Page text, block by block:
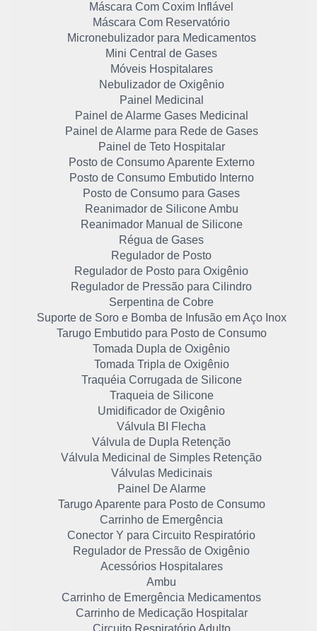
Máscara Com Coxim Inflável
Máscara Com Reservatório
Micronebulizador para Medicamentos
Mini Central de Gases
Móveis Hospitalares
Nebulizador de Oxigênio
Painel Medicinal
Painel de Alarme Gases Medicinal
Painel de Alarme para Rede de Gases
Painel de Teto Hospitalar
Posto de Consumo Aparente Externo
Posto de Consumo Embutido Interno
Posto de Consumo para Gases
Reanimador de Silicone Ambu
Reanimador Manual de Silicone
Régua de Gases
Regulador de Posto
Regulador de Posto para Oxigênio
Regulador de Pressão para Cilindro
Serpentina de Cobre
Suporte de Soro e Bomba de Infusão em Aço Inox
Tarugo Embutido para Posto de Consumo
Tomada Dupla de Oxigênio
Tomada Tripla de Oxigênio
Traquéia Corrugada de Silicone
Traqueia de Silicone
Umidificador de Oxigênio
Válvula BI Flecha
Válvula de Dupla Retenção
Válvula Medicinal de Simples Retenção
Válvulas Medicinais
Painel De Alarme
Tarugo Aparente para Posto de Consumo
Carrinho de Emergência
Conector Y para Circuito Respiratório
Regulador de Pressão de Oxigênio
Acessórios Hospitalares
Ambu
Carrinho de Emergência Medicamentos
Carrinho de Medicação Hospitalar
Circuito Respiratório Adulto